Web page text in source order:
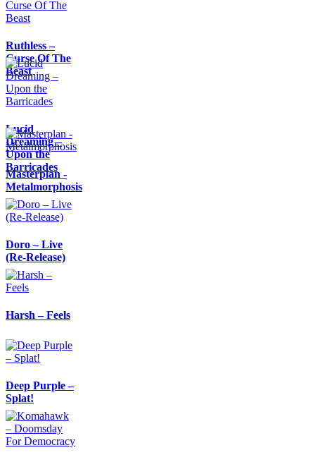
Ruthless –
Curse Of The
Beast
Lucid
Dreaming –
Upon the
Barricades
Masterplan -
Metalmorphosis
Doro – Live
(Re-Release)
Harsh – Feels
Deep Purple –
Splat!